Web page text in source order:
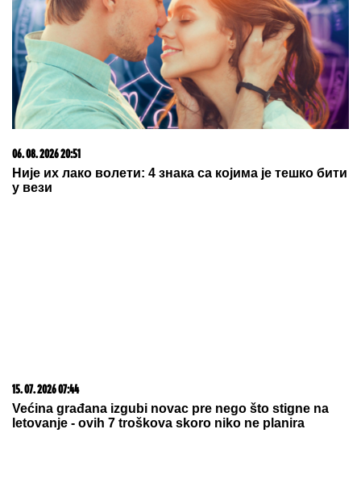
06. 08. 2026 20:51
Није их лако волети: 4 знака са којима је тешко бити
у вези
15. 07. 2026 07:44
Većina građana izgubi novac pre nego što stigne na
letovanje - ovih 7 troškova skoro niko ne planira